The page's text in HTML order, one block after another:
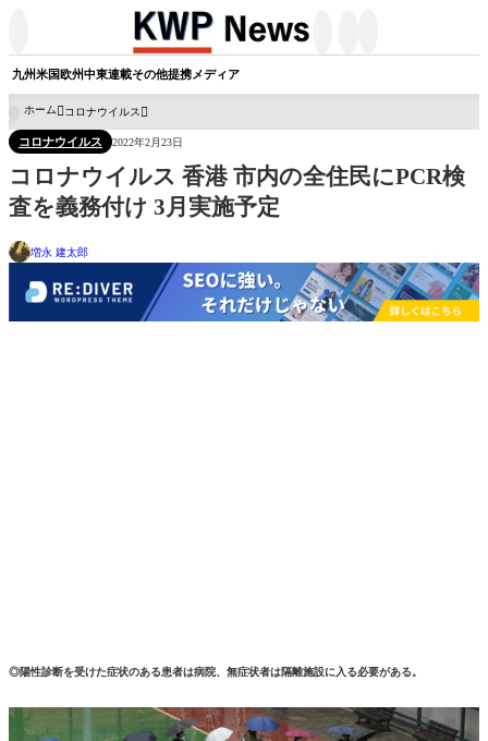
九州米国欧州中東連載その他提携メディア
ホーム コロナウイルス
コロナウイルス 2022年2月23日
コロナウイルス 香港 市内の全住民にPCR検
査を義務付け 3月実施予定
増永 建太郎
◎陽性診断を受けた症状のある患者は病院、無症状者は隔離施設に入る必要がある。